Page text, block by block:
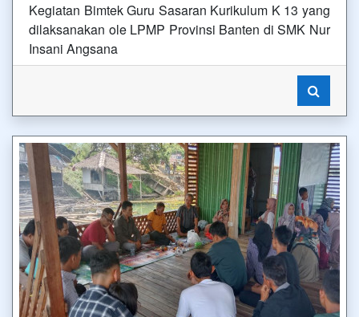
Kegiatan Bimtek Guru Sasaran Kurikulum K 13 yang
dilaksanakan ole LPMP Provinsi Banten di SMK Nur
Insani Angsana